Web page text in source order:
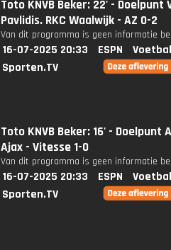
Toto KNVB Beker: 22' - Doelpunt
Pavlidis. RKC Waalwijk - AZ 0-2
Van dit programma is geen informatie
16-07-2025 20:33 ESPN
Sporten.TV
Toto KNVB Beker: 16' - Doelpunt
Ajax - Vitesse 1-0
Van dit programma is geen informatie
16-07-2025 20:33 ESPN
Sporten.TV